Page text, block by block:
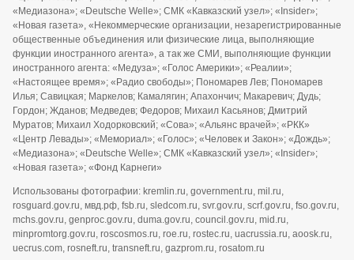
«Медиазона»; «Deutsche Welle»; СМК «Кавказский узел»; «Insider»;
«Новая газета», «Некоммерческие организации, незарегистрированные
общественные объединения или физические лица, выполняющие
функции иностранного агента», а так же СМИ, выполняющие функции
иностранного агента: «Медуза»; «Голос Америки»; «Реалии»;
«Настоящее время»; «Радио свободы»; Пономарев Лев; Пономарев
Илья; Савицкая; Маркелов; Камалягин; Апахончич; Макаревич; Дудь;
Гордон; Жданов; Медведев; Федоров; Михаил Касьянов; Дмитрий
Муратов; Михаил Ходорковский; «Сова»; «Альянс врачей»; «РКК»
«Центр Левады»; «Мемориал»; «Голос»; «Человек и Закон»; «Дождь»;
«Медиазона»; «Deutsche Welle»; СМК «Кавказский узел»; «Insider»;
«Новая газета»; «Фонд Карнеги»
Использованы фотографии: kremlin.ru, government.ru, mil.ru,
rosguard.gov.ru, мвд.рф, fsb.ru, sledcom.ru, svr.gov.ru, scrf.gov.ru, fso.gov.ru,
mchs.gov.ru, genproc.gov.ru, duma.gov.ru, council.gov.ru, mid.ru,
minpromtorg.gov.ru, roscosmos.ru, roe.ru, rostec.ru, uacrussia.ru, aoosk.ru,
uecrus.com, rosneft.ru, transneft.ru, gazprom.ru, rosatom.ru